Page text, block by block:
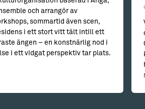
och arrangör av
sommartid även scen,
i ett stort vitt tält intill ett
ängen – en konstnärlig nod i
i ett vidgat perspektiv tar plats.